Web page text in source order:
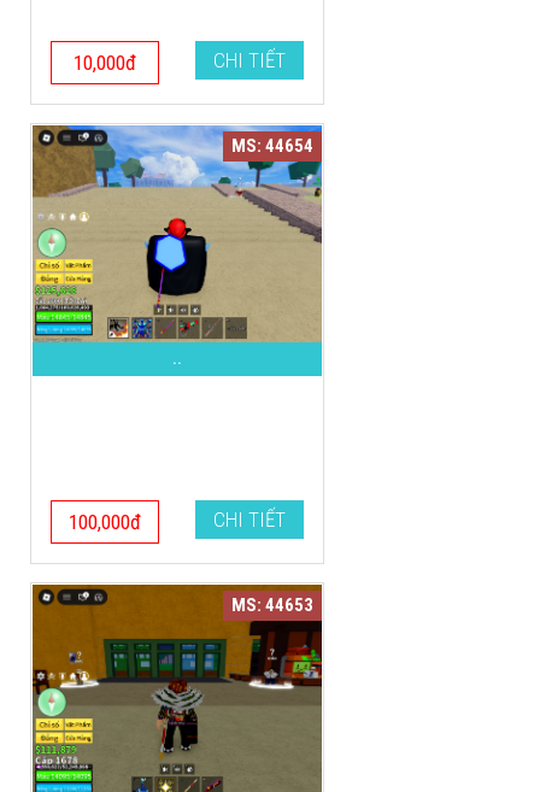
10,000đ CHI TIẾT
MS: 44654
..
100,000đ CHI TIẾT
MS: 44653